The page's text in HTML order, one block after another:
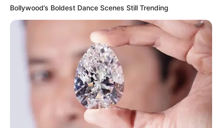
Bollywood’s Boldest Dance Scenes Still Trending